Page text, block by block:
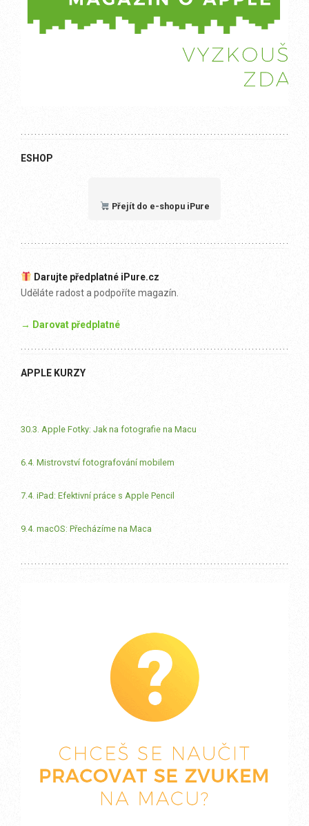
ESHOP
Přejít do e-shopu iPure
Darujte předplatné iPure.cz
Uděláte radost a podpoříte magazín.
→ Darovat předplatné
APPLE KURZY
30.3. Apple Fotky: Jak na fotografie na Macu
6.4. Mistrovství fotografování mobilem
7.4. iPad: Efektivní práce s Apple Pencil
9.4. macOS: Přecházíme na Maca